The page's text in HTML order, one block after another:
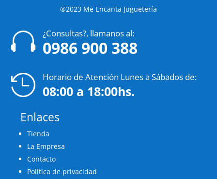
®2023 Me Encanta Juguetería
 ¿Consultas?, llamanos al:
0986 900 388
 Horario de Atención Lunes a Sábados de:
08:00 a 18:00hs.
Enlaces
Tienda
La Empresa
Contacto
Política de privacidad